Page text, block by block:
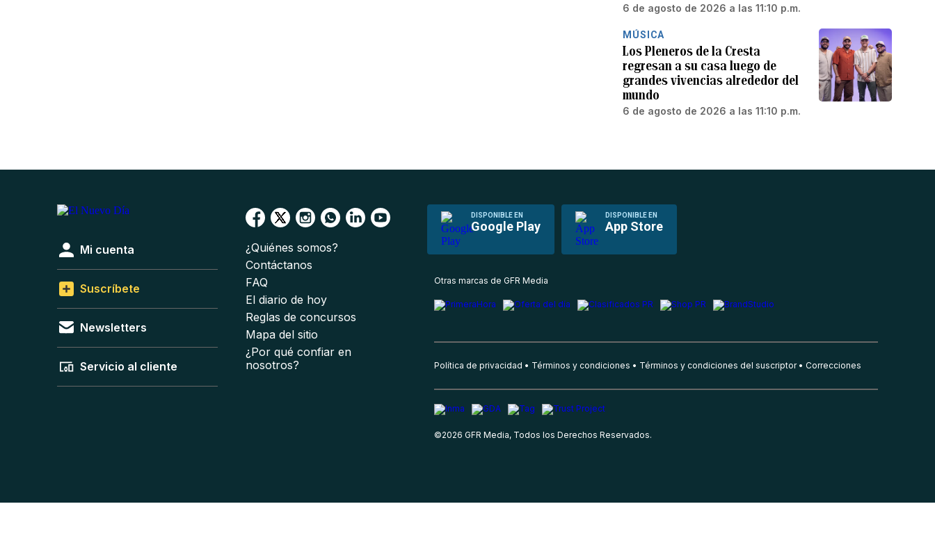
6 de agosto de 2026 a las 11:10 p.m.
MÚSICA
Los Pleneros de la Cresta
regresan a su casa luego de
grandes vivencias alrededor del
mundo
6 de agosto de 2026 a las 11:10 p.m.
DISPONIBLE EN
Google Play
DISPONIBLE EN
App Store
Mi cuenta
Suscríbete
Newsletters
Servicio al cliente
¿Quiénes somos?
Contáctanos
FAQ
El diario de hoy
Reglas de concursos
Mapa del sitio
¿Por qué confiar en
nosotros?
Otras marcas de GFR Media
Política de privacidad Términos y condiciones Términos y condiciones del suscriptor Correcciones
©2026 GFR Media, Todos los Derechos Reservados.